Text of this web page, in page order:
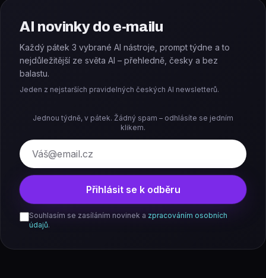
AI novinky do e-mailu
Každý pátek 3 vybrané AI nástroje, prompt týdne a to
nejdůležitější ze světa AI – přehledně, česky a bez
balastu.
Jeden z nejstarších pravidelných českých AI newsletterů.
Jednou týdně, v pátek. Žádný spam – odhlásíte se jedním
klikem.
E-mail
Přihlásit se k odběru
Souhlasím se zasíláním novinek a zpracováním osobních
údajů.